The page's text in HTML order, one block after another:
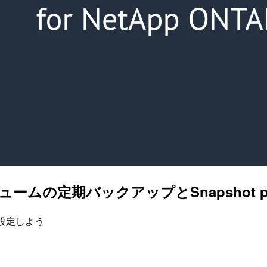
ームの定期バックアップとSnapshot
定しよう